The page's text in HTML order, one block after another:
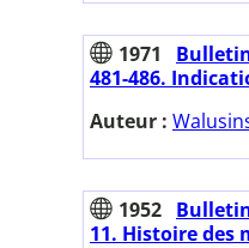
1971
481-486.
Auteur :
1952 Bulletin
11. Histoire des